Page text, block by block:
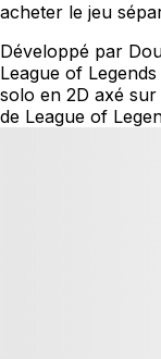
acheter le jeu
Développé par
League of
solo en 2D axé
de League of